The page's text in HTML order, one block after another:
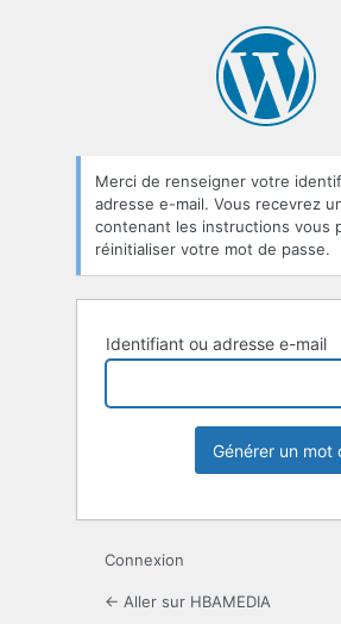
Merci de renseigner votre
adresse e-mail. Vous recevrez
contenant les instructions vous
réinitialiser votre mot de passe.
Identifiant ou adresse e-mail
Connexion
← Aller sur HBAMEDIA